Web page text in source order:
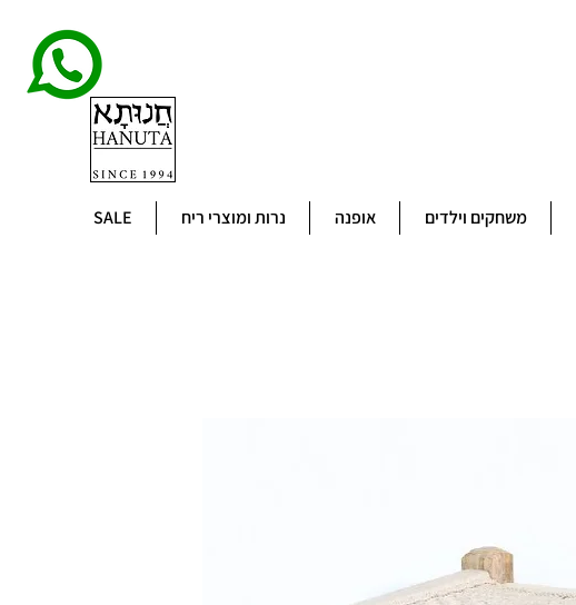
משחקים וילדים אופנה נרות ומוצרי ריח SALE